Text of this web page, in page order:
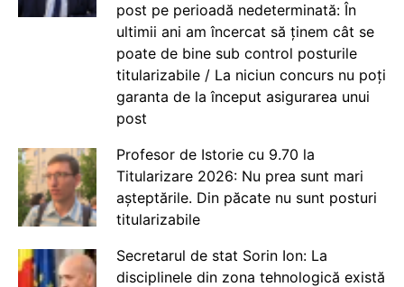
post pe perioadă nedeterminată: În
ultimii ani am încercat să ținem cât se
poate de bine sub control posturile
titularizabile / La niciun concurs nu poți
garanta de la început asigurarea unui
post
Profesor de Istorie cu 9.70 la
Titularizare 2026: Nu prea sunt mari
așteptările. Din păcate nu sunt posturi
titularizabile
Secretarul de stat Sorin Ion: La
disciplinele din zona tehnologică există